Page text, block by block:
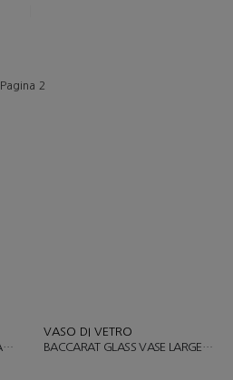
Pagina 2
MIST SERIES-CYLINDER VASE LARGE /ART.CVH1008
VASO DI VETRO
BACCARAT GLASS VASE LARGE / ART.CVM1000